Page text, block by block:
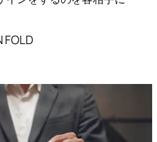
FOLD